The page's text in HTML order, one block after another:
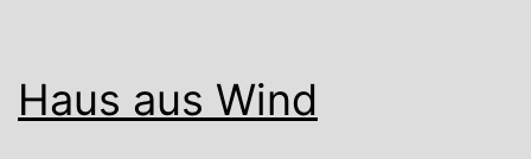
Haus aus Wind